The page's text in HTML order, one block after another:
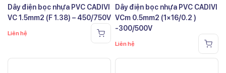
Dây điện bọc nhựa PVC CADIVI
VC 1.5mm2 (F 1.38) – 450/750V
Liên hệ
Dây điện bọc nhựa PVC CADIVI
VCm 0.5mm2 (1×16/0.2 )
-300/500V
Liên hệ